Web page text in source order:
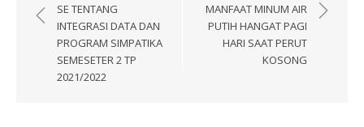
posSE TENTANG
INTEGRASI DATA DAN
PROGRAM SIMPATIKA
SEMESETER 2 TP
2021/2022
MANFAAT MINUM AIR
PUTIH HANGAT PAGI
HARI SAAT PERUT
KOSONG